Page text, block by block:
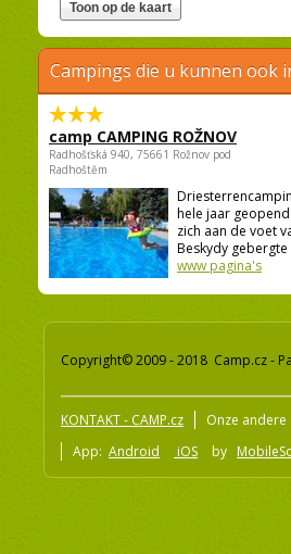
Campings die u kunnen ook
camp CAMPING ROŽNOV
Radhošťská 940, 75661 Rožnov pod
Radhoštěm
hele jaar
zich aan de voet
Beskydy gebergte
www pagina's
Copyright© 2009 - 2018 Camp.cz -
KONTAKT - CAMP.cz Onze andere
App: Android iOS by